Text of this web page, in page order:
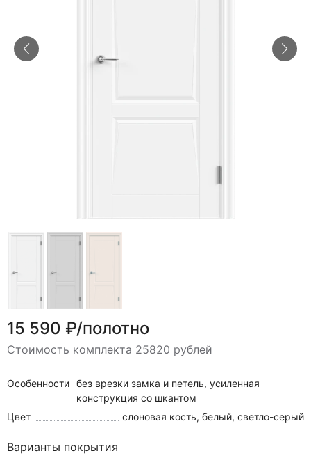
15 590 ₽/полотно
Стоимость комплекта 25820 рублей
Особенности без врезки замка и петель, усиленная
конструкция со шкантом
Цвет
слоновая кость, белый, светло-серый
Варианты покрытия